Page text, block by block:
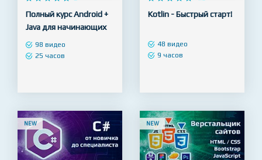
Premium
    
     5
Полный курс Android +
Java для начинающих
Premium
Kotlin - Быстрый старт!
NEW NEW